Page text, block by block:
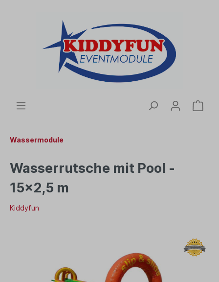
Wassermodule
Wasserrutsche mit Pool -
15x2,5 m
Kiddyfun